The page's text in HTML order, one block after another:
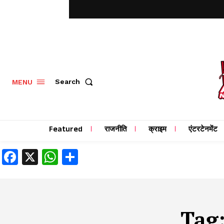
MENU Search
Featured राजनीति क्राइम एंटरटेनमेंट
Facebook
X WhatsApp